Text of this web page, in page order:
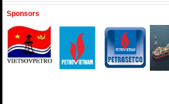
Sponsors